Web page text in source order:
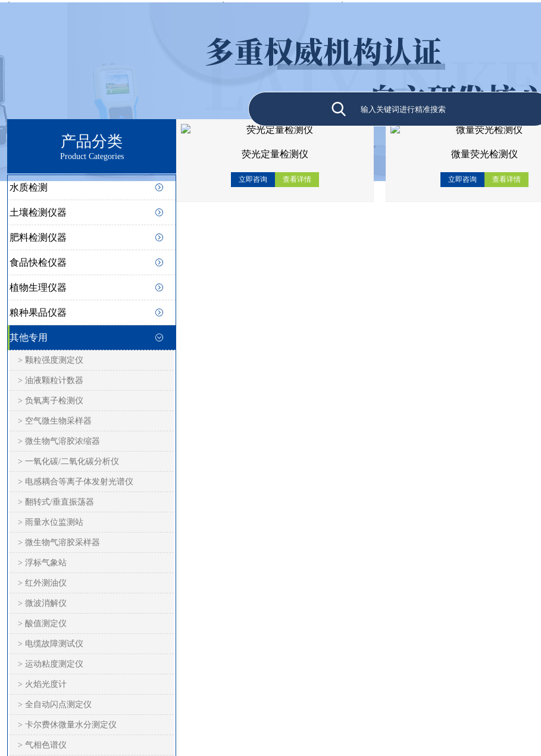
首页产品展示服务案例服务中心 新闻资讯
产品分类
Product Categories
水质检测
土壤检测仪器
肥料检测仪器
食品快检仪器
植物生理仪器
粮种果品仪器
其他专用
> 颗粒强度测定仪
> 油液颗粒计数器
> 负氧离子检测仪
> 空气微生物采样器
> 微生物气溶胶浓缩器
> 一氧化碳/二氧化碳分析仪
> 电感耦合等离子体发射光谱仪
> 翻转式/垂直振荡器
> 雨量水位监测站
> 微生物气溶胶采样器
> 浮标气象站
> 红外测油仪
> 微波消解仪
> 酸值测定仪
> 电缆故障测试仪
> 运动粘度测定仪
> 火焰光度计
> 全自动闪点测定仪
> 卡尔费休微量水分测定仪
> 气相色谱仪
荧光定量检测仪
立即咨询 查看详情
微量荧光检测仪
立即咨询 查看详情